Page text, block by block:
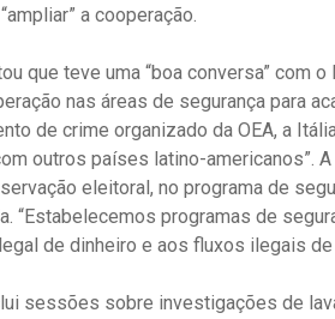
a cooperação.
que teve uma “boa conversa” com
nas áreas de segurança para
de crime organizado da OEA, a
outros países latino-americanos”.
eleitoral, no programa de
“Estabelecemos programas de
de dinheiro e aos fluxos ilegais de
sessões sobre investigações de